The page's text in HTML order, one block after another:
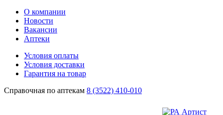
О компании
Новости
Вакансии
Аптеки
Условия оплаты
Условия доставки
Гарантия на товар
Справочная по аптекам 8 (3522) 410-010